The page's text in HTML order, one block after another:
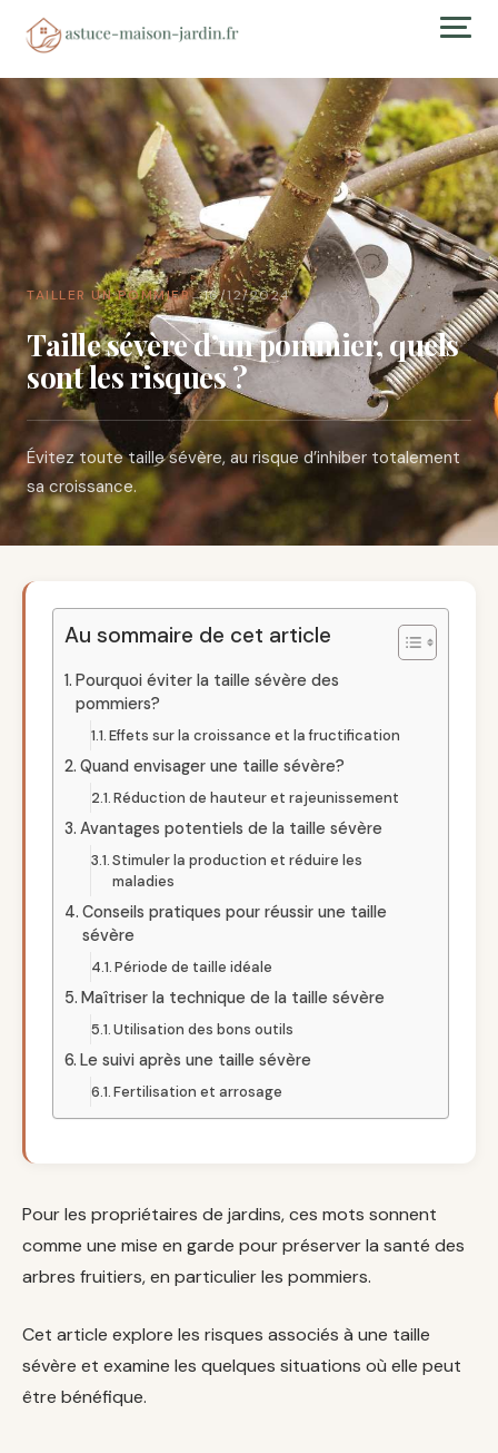
TAILLER UN POMMIER→16/12/2024
Taille sévère d’un pommier, quels
sont les risques ?
Évitez toute taille sévère, au risque d’inhiber totalement
sa croissance.
Au sommaire de cet article
Pourquoi éviter la taille sévère des
pommiers?
Effets sur la croissance et la fructification
Quand envisager une taille sévère?
Réduction de hauteur et rajeunissement
Avantages potentiels de la taille sévère
Stimuler la production et réduire les
maladies
Conseils pratiques pour réussir une taille
sévère
Période de taille idéale
Maîtriser la technique de la taille sévère
Utilisation des bons outils
Le suivi après une taille sévère
Fertilisation et arrosage
Pour les propriétaires de jardins, ces mots sonnent
comme une mise en garde pour préserver la santé des
arbres fruitiers, en particulier les pommiers.
Cet article explore les risques associés à une taille
sévère et examine les quelques situations où elle peut
être bénéfique.